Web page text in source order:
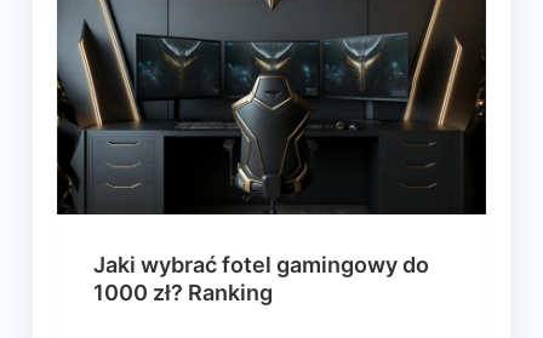
Jaki wybrać fotel gamingowy do
1000 zł? Ranking